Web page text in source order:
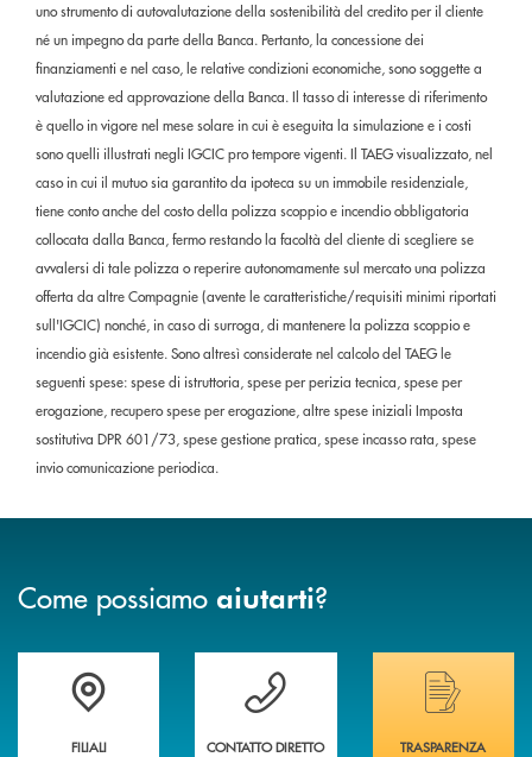
uno strumento di autovalutazione della sostenibilità del credito per il cliente
né un impegno da parte della Banca. Pertanto, la concessione dei
finanziamenti e nel caso, le relative condizioni economiche, sono soggette a
valutazione ed approvazione della Banca. Il tasso di interesse di riferimento
è quello in vigore nel mese solare in cui è eseguita la simulazione e i costi
sono quelli illustrati negli IGCIC pro tempore vigenti. Il TAEG visualizzato, nel
caso in cui il mutuo sia garantito da ipoteca su un immobile residenziale,
tiene conto anche del costo della polizza scoppio e incendio obbligatoria
collocata dalla Banca, fermo restando la facoltà del cliente di scegliere se
avvalersi di tale polizza o reperire autonomamente sul mercato una polizza
offerta da altre Compagnie (avente le caratteristiche/requisiti minimi riportati
sull'IGCIC) nonché, in caso di surroga, di mantenere la polizza scoppio e
incendio già esistente. Sono altresì considerate nel calcolo del TAEG le
seguenti spese: spese di istruttoria, spese per perizia tecnica, spese per
erogazione, recupero spese per erogazione, altre spese iniziali Imposta
sostitutiva DPR 601/73, spese gestione pratica, spese incasso rata, spese
invio comunicazione periodica.
Come possiamo aiutarti?
Trova la filiale più vicina a te
FILIALI
Hai bisogno di assistenza immediata ?
CONTATTO DIRETTO
Hai bisogno di
TRASPARENZA